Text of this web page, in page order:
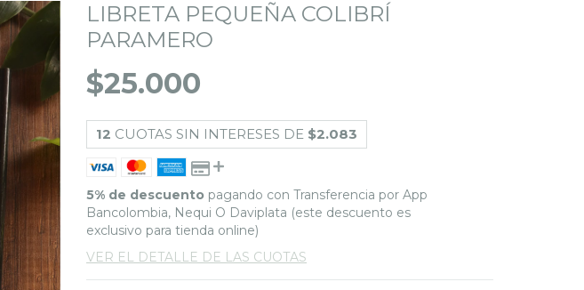
LIBRETA PEQUEÑA COLIBRÍ
PARAMERO
$25.000
12 CUOTAS SIN INTERESES DE $2.083
5% de descuento pagando con Transferencia por App
Bancolombia, Nequi O Daviplata (este descuento es
exclusivo para tienda online)
VER EL DETALLE DE LAS CUOTAS